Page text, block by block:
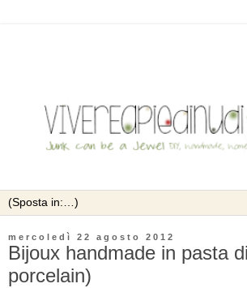
mercoledì 22 agosto 2012
Bijoux handmade in pasta
porcelain)